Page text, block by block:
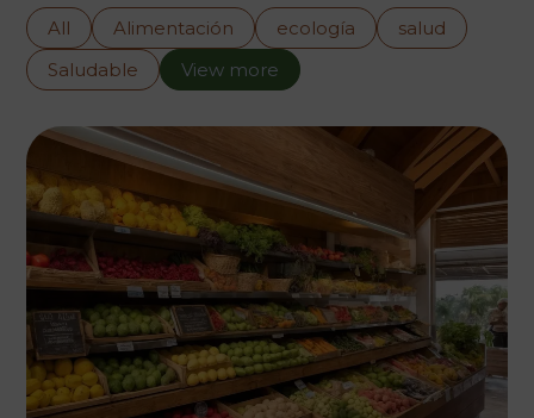
All Alimentación ecología
salud
Saludable
View more